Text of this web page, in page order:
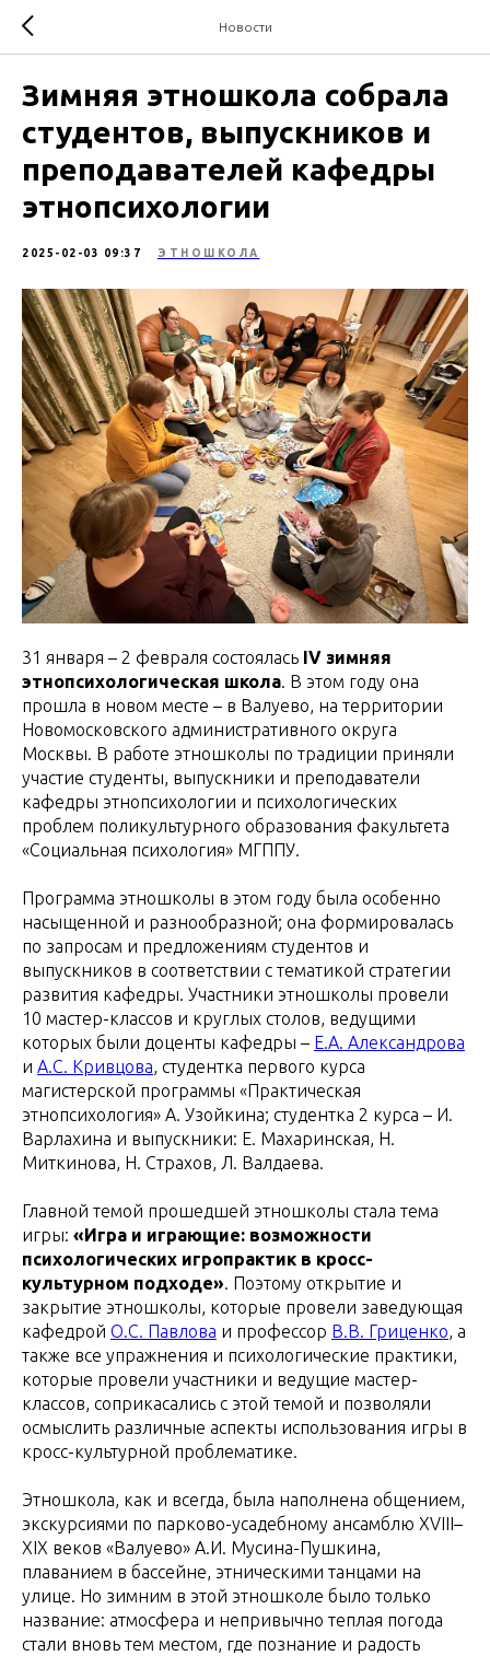
Новости
Зимняя этношкола собрала
студентов, выпускников и
преподавателей кафедры
этнопсихологии
2025-02-03 09:37 ЭТНОШКОЛА
31 января – 2 февраля состоялась IV зимняя
этнопсихологическая школа. В этом году она
прошла в новом месте – в Валуево, на территории
Новомосковского административного округа
Москвы. В работе этношколы по традиции приняли
участие студенты, выпускники и преподаватели
кафедры этнопсихологии и психологических
проблем поликультурного образования факультета
«Социальная психология» МГППУ.
Программа этношколы в этом году была особенно
насыщенной и разнообразной; она формировалась
по запросам и предложениям студентов и
выпускников в соответствии с тематикой стратегии
развития кафедры. Участники этношколы провели
10 мастер-классов и круглых столов, ведущими
которых были доценты кафедры – Е.А. Александрова
и А.С. Кривцова, студентка первого курса
магистерской программы «Практическая
этнопсихология» А. Узойкина; студентка 2 курса – И.
Варлахина и выпускники: Е. Махаринская, Н.
Миткинова, Н. Страхов, Л. Валдаева.
Главной темой прошедшей этношколы стала тема
игры: «Игра и играющие: возможности
психологических игропрактик в кросс-
культурном подходе». Поэтому открытие и
закрытие этношколы, которые провели заведующая
кафедрой О.С. Павлова и профессор В.В. Гриценко, а
также все упражнения и психологические практики,
которые провели участники и ведущие мастер-
классов, соприкасались с этой темой и позволяли
осмыслить различные аспекты использования игры в
кросс-культурной проблематике.
Этношкола, как и всегда, была наполнена общением,
экскурсиями по парково-усадебному ансамблю XVIII–
XIX веков «Валуево» А.И. Мусина-Пушкина,
плаванием в бассейне, этническими танцами на
улице. Но зимним в этой этношколе было только
название: атмосфера и непривычно теплая погода
стали вновь тем местом, где познание и радость